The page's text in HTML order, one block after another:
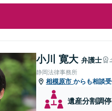
小川 寛大 弁護士
静岡法律事務所
相模原市 からも相談
遺産分割調停